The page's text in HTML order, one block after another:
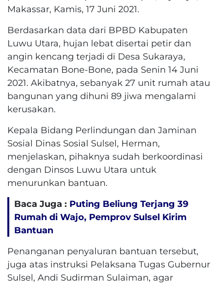
Makassar, Kamis, 17 Juni 2021.
Berdasarkan data dari BPBD Kabupaten
Luwu Utara, hujan lebat disertai petir dan
angin kencang terjadi di Desa Sukaraya,
Kecamatan Bone-Bone, pada Senin 14 Juni
2021. Akibatnya, sebanyak 27 unit rumah atau
bangunan yang dihuni 89 jiwa mengalami
kerusakan.
Kepala Bidang Perlindungan dan Jaminan
Sosial Dinas Sosial Sulsel, Herman,
menjelaskan, pihaknya sudah berkoordinasi
dengan Dinsos Luwu Utara untuk
menurunkan bantuan.
Baca Juga : Puting Beliung Terjang 39
Rumah di Wajo, Pemprov Sulsel Kirim
Bantuan
Penanganan penyaluran bantuan tersebut,
juga atas instruksi Pelaksana Tugas Gubernur
Sulsel, Andi Sudirman Sulaiman, agar